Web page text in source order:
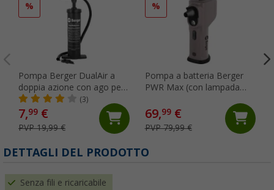
%
Pompa Berger DualAir a
doppia azione con ago per
valvole
(3)
7,99 €
PVP 19,99 €
%
Pompa a batteria Berger
PWR Max (con lampada
69,99€
PVP 79,99 €
DETTAGLI DEL PRODOTTO
Senza fili e ricaricabile